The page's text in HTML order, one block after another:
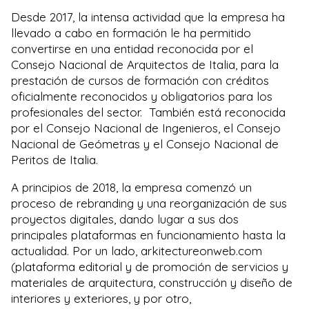
Desde 2017, la intensa actividad que la empresa ha
llevado a cabo en formación le ha permitido
convertirse en una entidad reconocida por el
Consejo Nacional de Arquitectos de Italia, para la
prestación de cursos de formación con créditos
oficialmente reconocidos y obligatorios para los
profesionales del sector. También está reconocida
por el Consejo Nacional de Ingenieros, el Consejo
Nacional de Geómetras y el Consejo Nacional de
Peritos de Italia.
A principios de 2018, la empresa comenzó un
proceso de rebranding y una reorganización de sus
proyectos digitales, dando lugar a sus dos
principales plataformas en funcionamiento hasta la
actualidad. Por un lado, arkitectureonweb.com
(plataforma editorial y de promoción de servicios y
materiales de arquitectura, construcción y diseño de
interiores y exteriores, y por otro,